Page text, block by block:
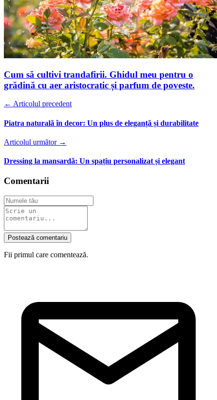
Cum să cultivi trandafirii. Ghidul meu pentru o
grădină cu aer aristocratic și parfum de poveste.
← Articolul precedent
Piatra naturală în decor: Un plus de eleganță și durabilitate
Articolul următor →
Dressing la mansardă: Un spațiu personalizat și elegant
Comentarii
Postează comentariu
Fii primul care comentează.